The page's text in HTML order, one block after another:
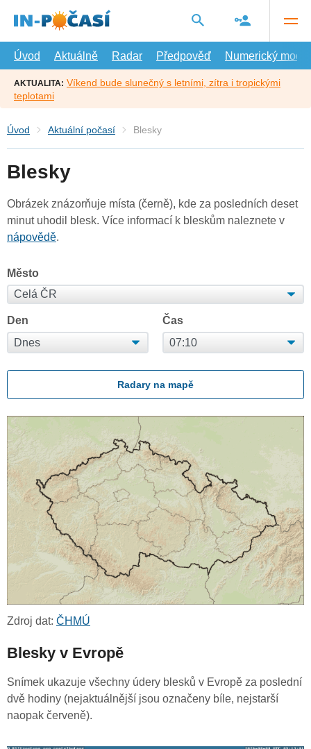
hlavní
Úvod
Aktuálně Radar Předpověď Numerický model
AKTUALITA: Víkend bude slunečný s letními, zítra i tropickými
teplotami
Úvod Aktuální počasí Blesky
Blesky
Obrázek znázorňuje místa (černě), kde za posledních deset
minut uhodil blesk. Více informací k bleskům naleznete v
nápovědě.
Město
Den Čas
Radary na mapě
Zdroj dat: ČHMÚ
Blesky v Evropě
Snímek ukazuje všechny údery blesků v Evropě za poslední
dvě hodiny (nejaktuálnější jsou označeny bíle, nejstarší
naopak červeně).